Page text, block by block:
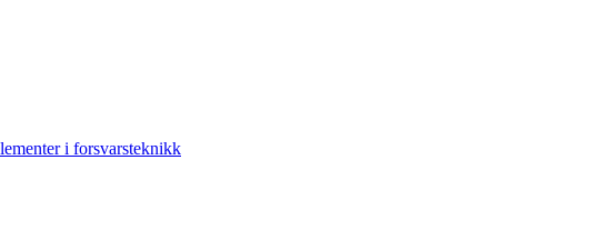
i forsvarsteknikk